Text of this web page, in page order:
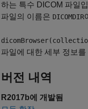
하는 특수 DICOM 파일
파일의 이름은 DICOMDIR
파일에 대한 세부 정보
버전 내역
R2017b에 개발됨